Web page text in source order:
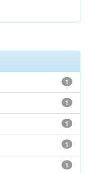
1
1
1
1
1